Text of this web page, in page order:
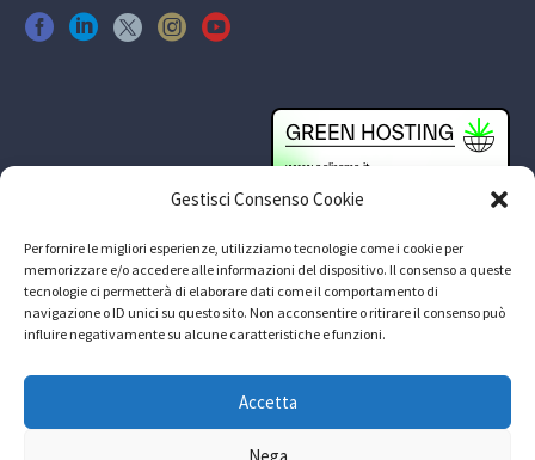
Gestisci Consenso Cookie
Per fornire le migliori esperienze, utilizziamo tecnologie come i cookie per
memorizzare e/o accedere alle informazioni del dispositivo. Il consenso a queste
tecnologie ci permetterà di elaborare dati come il comportamento di
navigazione o ID unici su questo sito. Non acconsentire o ritirare il consenso può
influire negativamente su alcune caratteristiche e funzioni.
Accetta
Nega